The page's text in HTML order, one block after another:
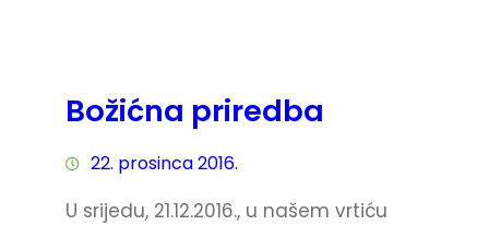
Božićna priredba
22. prosinca 2016.
U srijedu, 21.12.2016., u našem vrtiću